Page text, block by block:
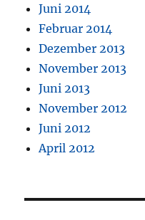
Juni 2014
Februar 2014
Dezember 2013
November 2013
Juni 2013
November 2012
Juni 2012
April 2012